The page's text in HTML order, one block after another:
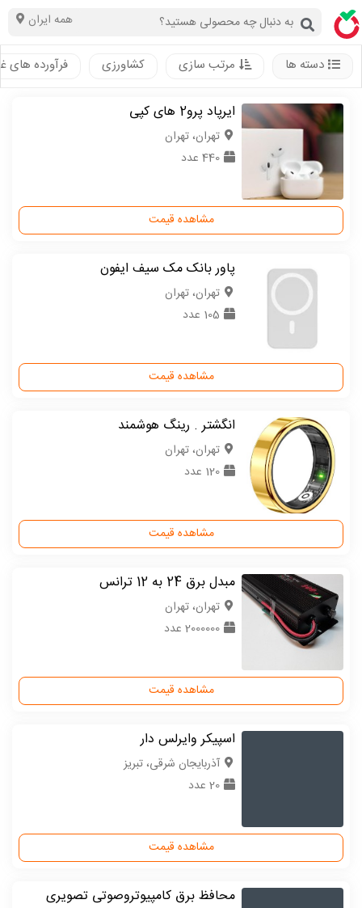
همه ایران
دسته ها مرتب سازی کشاورزی فرآورده های
ایرپاد پرو2 های کپی
تهران، تهران
440 عدد
مشاهده قیمت
پاور بانک مک سیف ایفون
تهران، تهران
105 عدد
مشاهده قیمت
انگشتر . رینگ هوشمند
تهران، تهران
120 عدد
مشاهده قیمت
مبدل برق 24 به 12 ترانس
تهران، تهران
2000000 عدد
مشاهده قیمت
اسپیکر وایرلس دار
آذربایجان شرقی، تبریز
20 عدد
مشاهده قیمت
محافظ برق کامپیوتروصوتی تصویری